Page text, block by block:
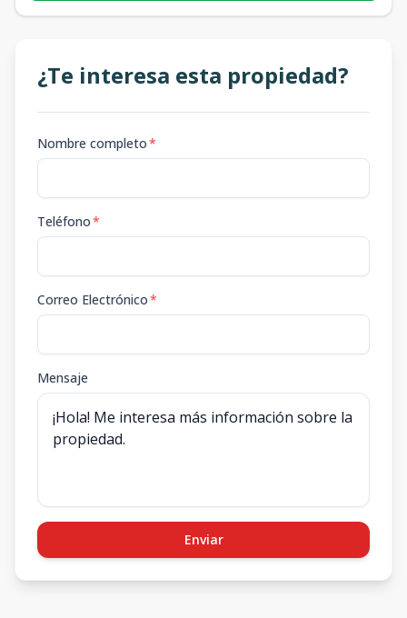
¿Te interesa esta propiedad?
Nombre completo*
Teléfono*
Correo Electrónico*
Mensaje
Enviar